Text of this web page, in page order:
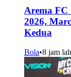
Arema FC
2026,
Kedua
Bola•8 jam